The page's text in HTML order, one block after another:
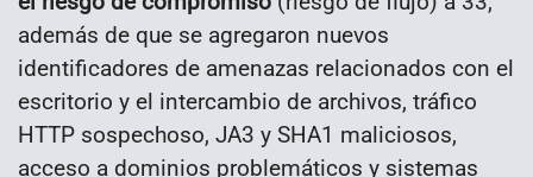
además de que se agregaron nuevos
identificadores de amenazas relacionados con el
escritorio y el intercambio de archivos, tráfico
HTTP sospechoso, JA3 y SHA1 maliciosos,
acceso a dominios problemáticos y sistemas